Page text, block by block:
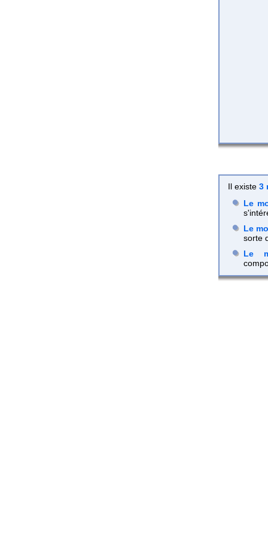
Il existe3
Le
Le
sorte
Le